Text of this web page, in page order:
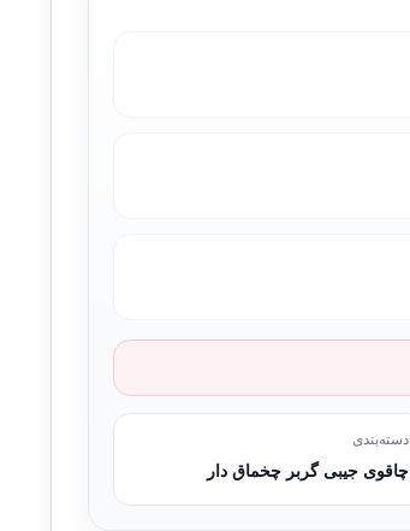
دسته‌بندی
چاقوی جیبی گربر چخماق دار